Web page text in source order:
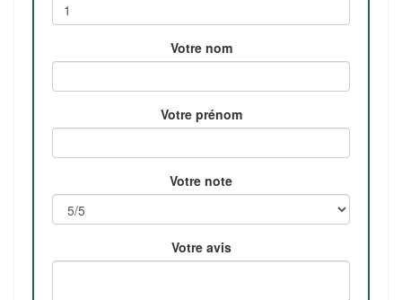
Votre nom
Votre prénom
Votre note
Votre avis